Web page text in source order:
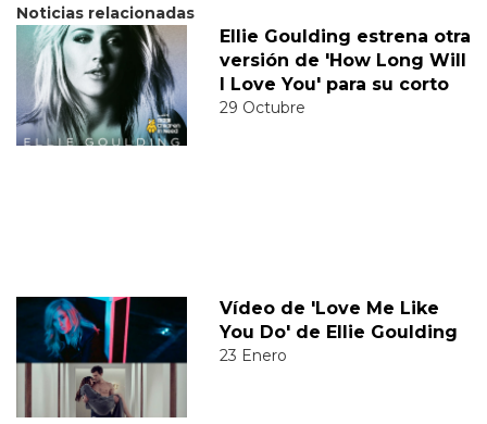
Noticias relacionadas
Ellie Goulding estrena otra
versión de 'How Long Will
I Love You' para su corto
29 Octubre
Vídeo de 'Love Me Like
You Do' de Ellie Goulding
23 Enero